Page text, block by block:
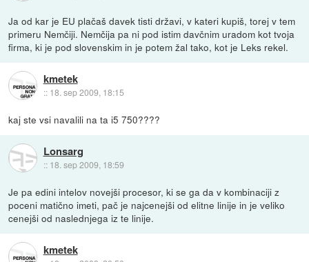
Ja od kar je EU plačaš davek tisti državi, v kateri kupiš, torej v tem
primeru Nemčiji. Nemčija pa ni pod istim davčnim uradom kot tvoja
firma, ki je pod slovenskim in je potem žal tako, kot je Leks rekel.
kmetek
:: 18. sep 2009, 18:15
kaj ste vsi navalili na ta i5 750????
Lonsarg
:: 18. sep 2009, 18:59
Je pa edini intelov novejši procesor, ki se ga da v kombinaciji z
poceni matično imeti, pač je najcenejši od elitne linije in je veliko
cenejši od naslednjega iz te linije.
kmetek